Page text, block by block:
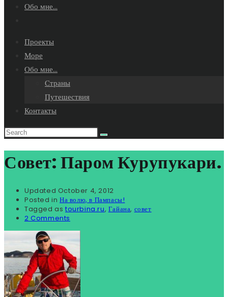
Обо мне…
search
Проекты
Море
Обо мне…
Страны
Путешествия
Контакты
Совет: Паром Курупукари.
Updated October 4, 2012
Posted in На волю, в Пампасы!
Tagged as tourbina.ru, Гайана, совет
2 Comments